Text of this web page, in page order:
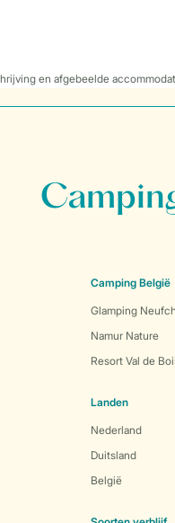
en afgebeelde
Camping België
Glamping
Namur Nature
Resort Val de
Landen
Nederland
Duitsland
België